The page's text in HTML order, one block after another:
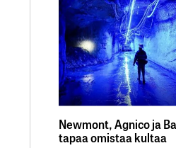
Newmont, Agnico ja
tapaa omistaa kultaa